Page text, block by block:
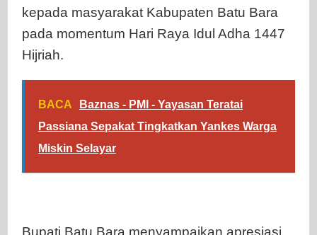
kepada masyarakat Kabupaten Batu Bara
pada momentum Hari Raya Idul Adha 1447
Hijriah.
BACA
Baznas - PMI - Yayasan Teratai
Passiana Sepakat Tingkatkan Yankes Warga
Miskin Selayar
Bupati Batu Bara menyampaikan apresiasi